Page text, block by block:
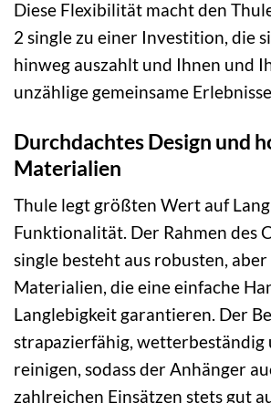
Diese Flexibilität macht den
2 single zu einer Investition, die
hinweg auszahlt und Ihnen und
unzählige gemeinsame
Durchdachtes Design und
Materialien
Thule legt größten Wert auf
Funktionalität. Der Rahmen des
single besteht aus robusten,
Materialien, die eine einfache
Langlebigkeit garantieren. Der
strapazierfähig, wetterbeständig
reinigen, sodass der Anhänger
zahlreichen Einsätzen stets gut